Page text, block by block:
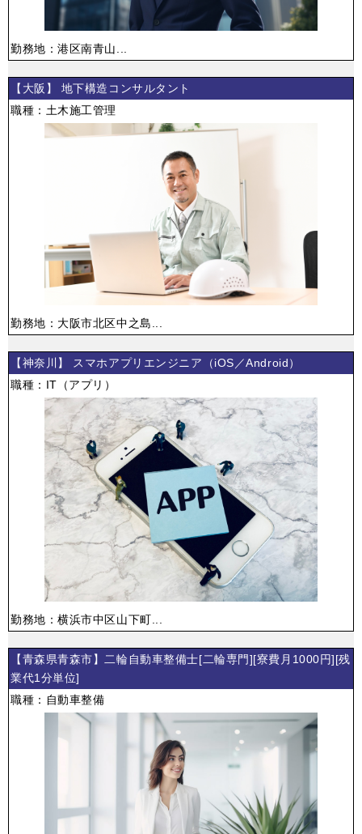
勤務地：港区南青山...
【大阪】 地下構造コンサルタント
職種：土木施工管理
勤務地：大阪市北区中之島...
【神奈川】 スマホアプリエンジニア（iOS／Android）
職種：IT（アプリ）
勤務地：横浜市中区山下町...
【青森県青森市】二輪自動車整備士[二輪専門][寮費月1000円][残
業代1分単位]
職種：自動車整備